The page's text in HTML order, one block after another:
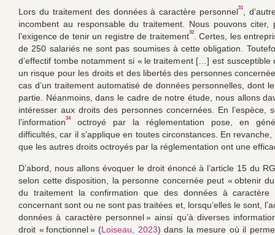
Lors du traitement des données à caractère personnel31,
incombent au responsable du traitement. Nous pouvons citer,
l’exigence de tenir un registre de traitement32. Certes, les
de 250 salariés ne sont pas soumises à cette obligation.
d’effectif tombe notamment si « le traitement […] est susceptible
un risque pour les droits et des libertés des personnes
cas d’un traitement automatisé de données personnelles, dont
partie. Néanmoins, dans le cadre de notre étude, nous allons
intéresser aux droits des personnes concernées. En l’espèce,
l’information34octroyé par la réglementation pose, en
difficultés, car il s’applique en toutes circonstances. En
que les autres droits octroyés par la réglementation ont une
D’abord, nous allons évoquer le droit énoncé à l’article 15 du
selon cette disposition, la personne concernée peut « obtenir
du traitement la confirmation que des données à caractère
concernant sont ou ne sont pas traitées et, lorsqu’elles le sont,
données à caractère personnel » ainsi qu’à diverses
droit « fonctionnel » (Loiseau, 2023) dans la mesure où il